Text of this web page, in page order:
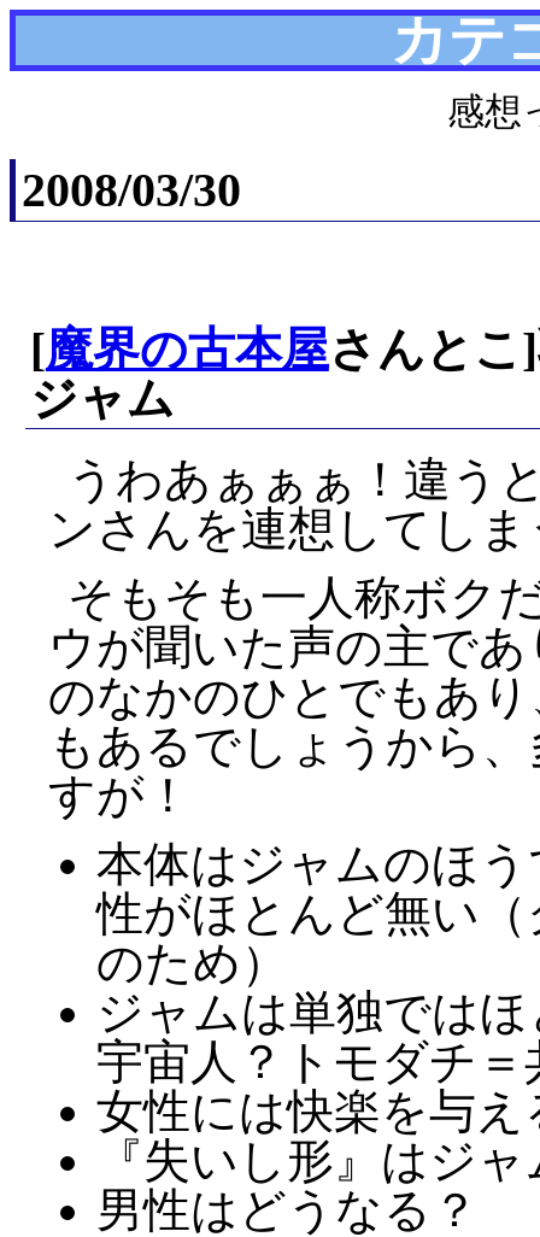
カテ
感想
2008/03/30
[魔界の古本屋さんと
ジャム
うわあぁぁぁ！違う
ンさんを連想してし
そもそも一人称ボク
ウが聞いた声の主で
のなかのひとでもあ
もあるでしょうから
すが！
本体はジャムのほ
性がほとんど無い
のため）
ジャムは単独では
宇宙人？トモダチ＝
女性には快楽を与
『失いし形』はジ
男性はどうなる？